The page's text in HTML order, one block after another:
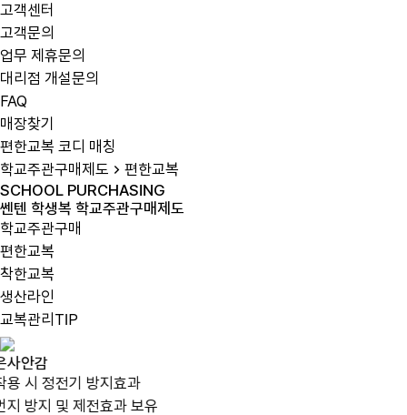
고객센터
고객문의
업무 제휴문의
대리점 개설문의
FAQ
매장찾기
편한교복 코디 매칭
학교주관구매제도
편한교복
SCHOOL PURCHASING
쎈텐 학생복 학교주관구매제 도
학교주관구매
편한교복
착한교복
생산라인
교복관리TIP
은사안감
착용 시 정전기 방지효과
먼지 방지 및 제전효과 보유